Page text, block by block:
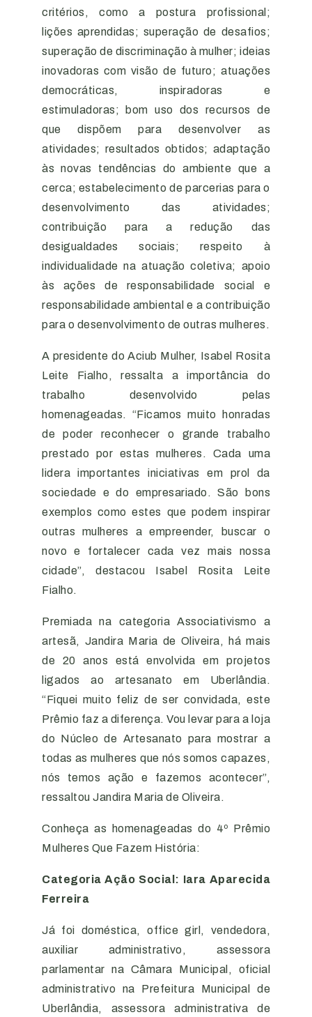
critérios, como a postura profissional;
lições aprendidas; superação de desafios;
superação de discriminação à mulher; ideias
inovadoras com visão de futuro; atuações
democráticas, inspiradoras e
estimuladoras; bom uso dos recursos de
que dispõem para desenvolver as
atividades; resultados obtidos; adaptação
às novas tendências do ambiente que a
cerca; estabelecimento de parcerias para o
desenvolvimento das atividades;
contribuição para a redução das
desigualdades sociais; respeito à
individualidade na atuação coletiva; apoio
às ações de responsabilidade social e
responsabilidade ambiental e a contribuição
para o desenvolvimento de outras mulheres.
A presidente do Aciub Mulher, Isabel Rosita
Leite Fialho, ressalta a importância do
trabalho desenvolvido pelas
homenageadas. “Ficamos muito honradas
de poder reconhecer o grande trabalho
prestado por estas mulheres. Cada uma
lidera importantes iniciativas em prol da
sociedade e do empresariado. São bons
exemplos como estes que podem inspirar
outras mulheres a empreender, buscar o
novo e fortalecer cada vez mais nossa
cidade”, destacou Isabel Rosita Leite
Fialho.
Premiada na categoria Associativismo a
artesã, Jandira Maria de Oliveira, há mais
de 20 anos está envolvida em projetos
ligados ao artesanato em Uberlândia.
“Fiquei muito feliz de ser convidada, este
Prêmio faz a diferença. Vou levar para a loja
do Núcleo de Artesanato para mostrar a
todas as mulheres que nós somos capazes,
nós temos ação e fazemos acontecer”,
ressaltou Jandira Maria de Oliveira.
Conheça as homenageadas do 4º Prêmio
Mulheres Que Fazem História:
Categoria Ação Social: Iara Aparecida
Ferreira
Já foi doméstica, office girl, vendedora,
auxiliar administrativo, assessora
parlamentar na Câmara Municipal, oficial
administrativo na Prefeitura Municipal de
Uberlândia, assessora administrativa de